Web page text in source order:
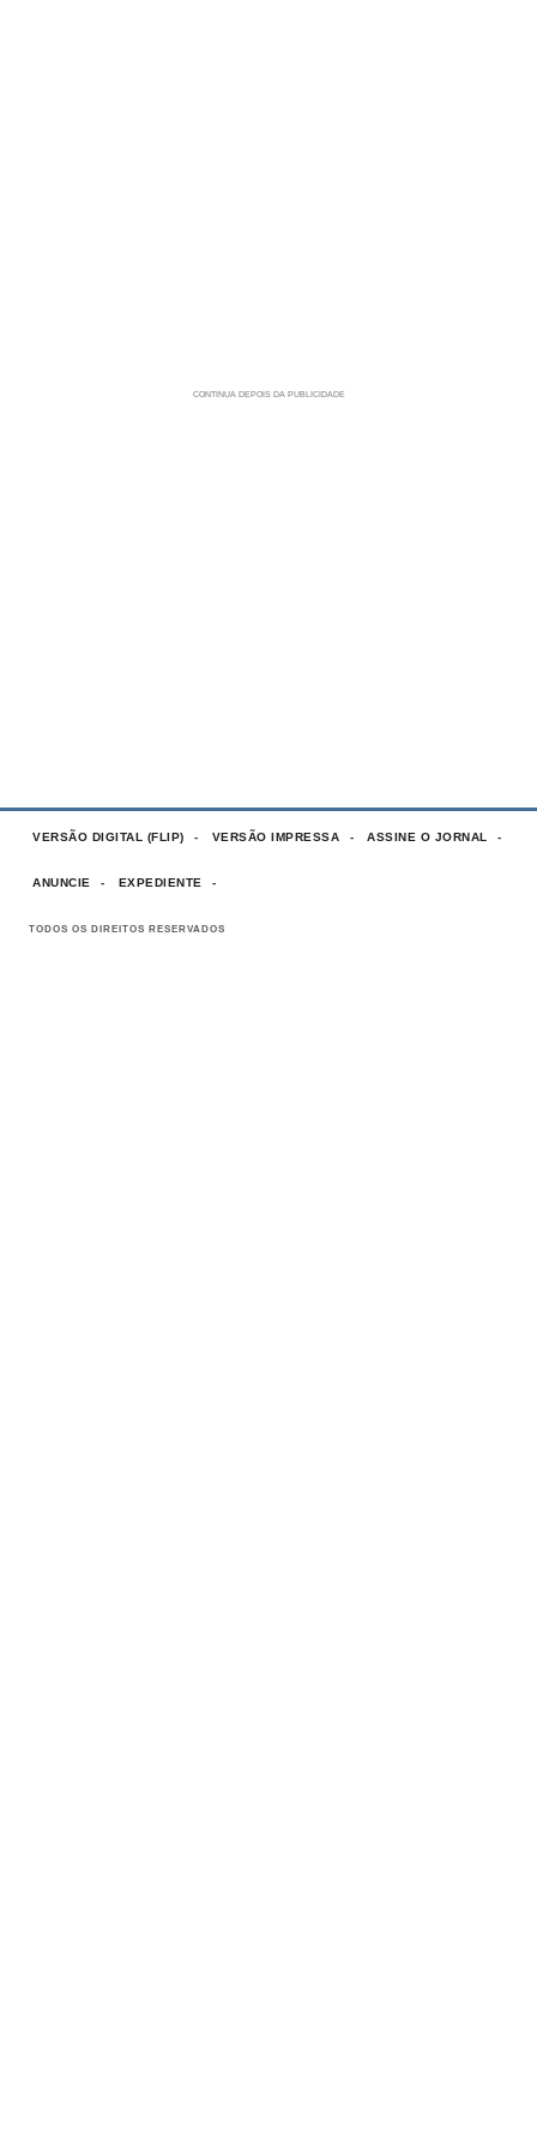
VERSÃO DIGITAL (FLIP) VERSÃO IMPRESSA ASSINE O JORNAL
ANUNCIE EXPEDIENTE
TODOS OS DIREITOS RESERVADOS